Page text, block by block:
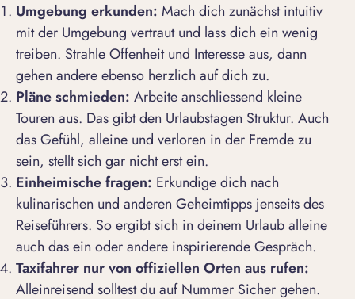
Umgebung erkunden: Mach dich zunächst intuitiv
mit der Umgebung vertraut und lass dich ein wenig
treiben. Strahle Offenheit und Interesse aus, dann
gehen andere ebenso herzlich auf dich zu.
Pläne schmieden: Arbeite anschliessend kleine
Touren aus. Das gibt den Urlaubstagen Struktur. Auch
das Gefühl, alleine und verloren in der Fremde zu
sein, stellt sich gar nicht erst ein.
Einheimische fragen: Erkundige dich nach
kulinarischen und anderen Geheimtipps jenseits des
Reiseführers. So ergibt sich in deinem Urlaub alleine
auch das ein oder andere inspirierende Gespräch.
Taxifahrer nur von offiziellen Orten aus rufen:
Alleinreisend solltest du auf Nummer Sicher gehen.